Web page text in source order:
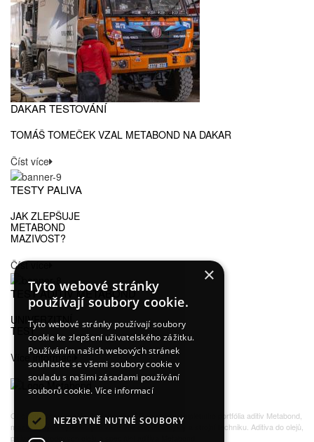
DAKAR TESTOVÁNÍ
TOMÁŠ TOMEČEK VZAL METABOND NA DAKAR
Číst více
TESTY PALIVA
JAK ZLEPŠUJE
METABOND
MAZIVOST?
Číst více
TEST ADITIV METABOND
UNIVERZITNÍ
TEST
Více informací
Oficiální eshop značky Metabond v ČR - prodej kompletního portfólia aditiv Metabond,
maziv a jiných výrobků pro vaše vozidla, motocykly a strojní techniku. Aditiva do olejů,
paliva, převodových olejů a speciální aditiva Metabond.
×
Tyto webové stránky
používají soubory cookie.
Tyto webové stránky používají soubory
cookie ke zlepšení uživatelského zážitku.
Používáním našich webových stránek
souhlasíte se všemi soubory cookie v
souladu s našimi zásadami používání
souborů cookie. Více informací
NEZBYTNĚ NUTNÉ SOUBORY